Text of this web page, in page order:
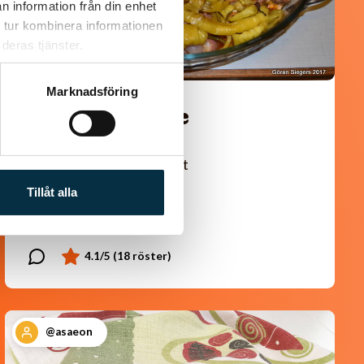
information från din enhet
kombinera informationen
tjänster.
Marknadsföring
Tillåt alla
Turkisk köfte
En längtan till Turkisk mat
@asaeon